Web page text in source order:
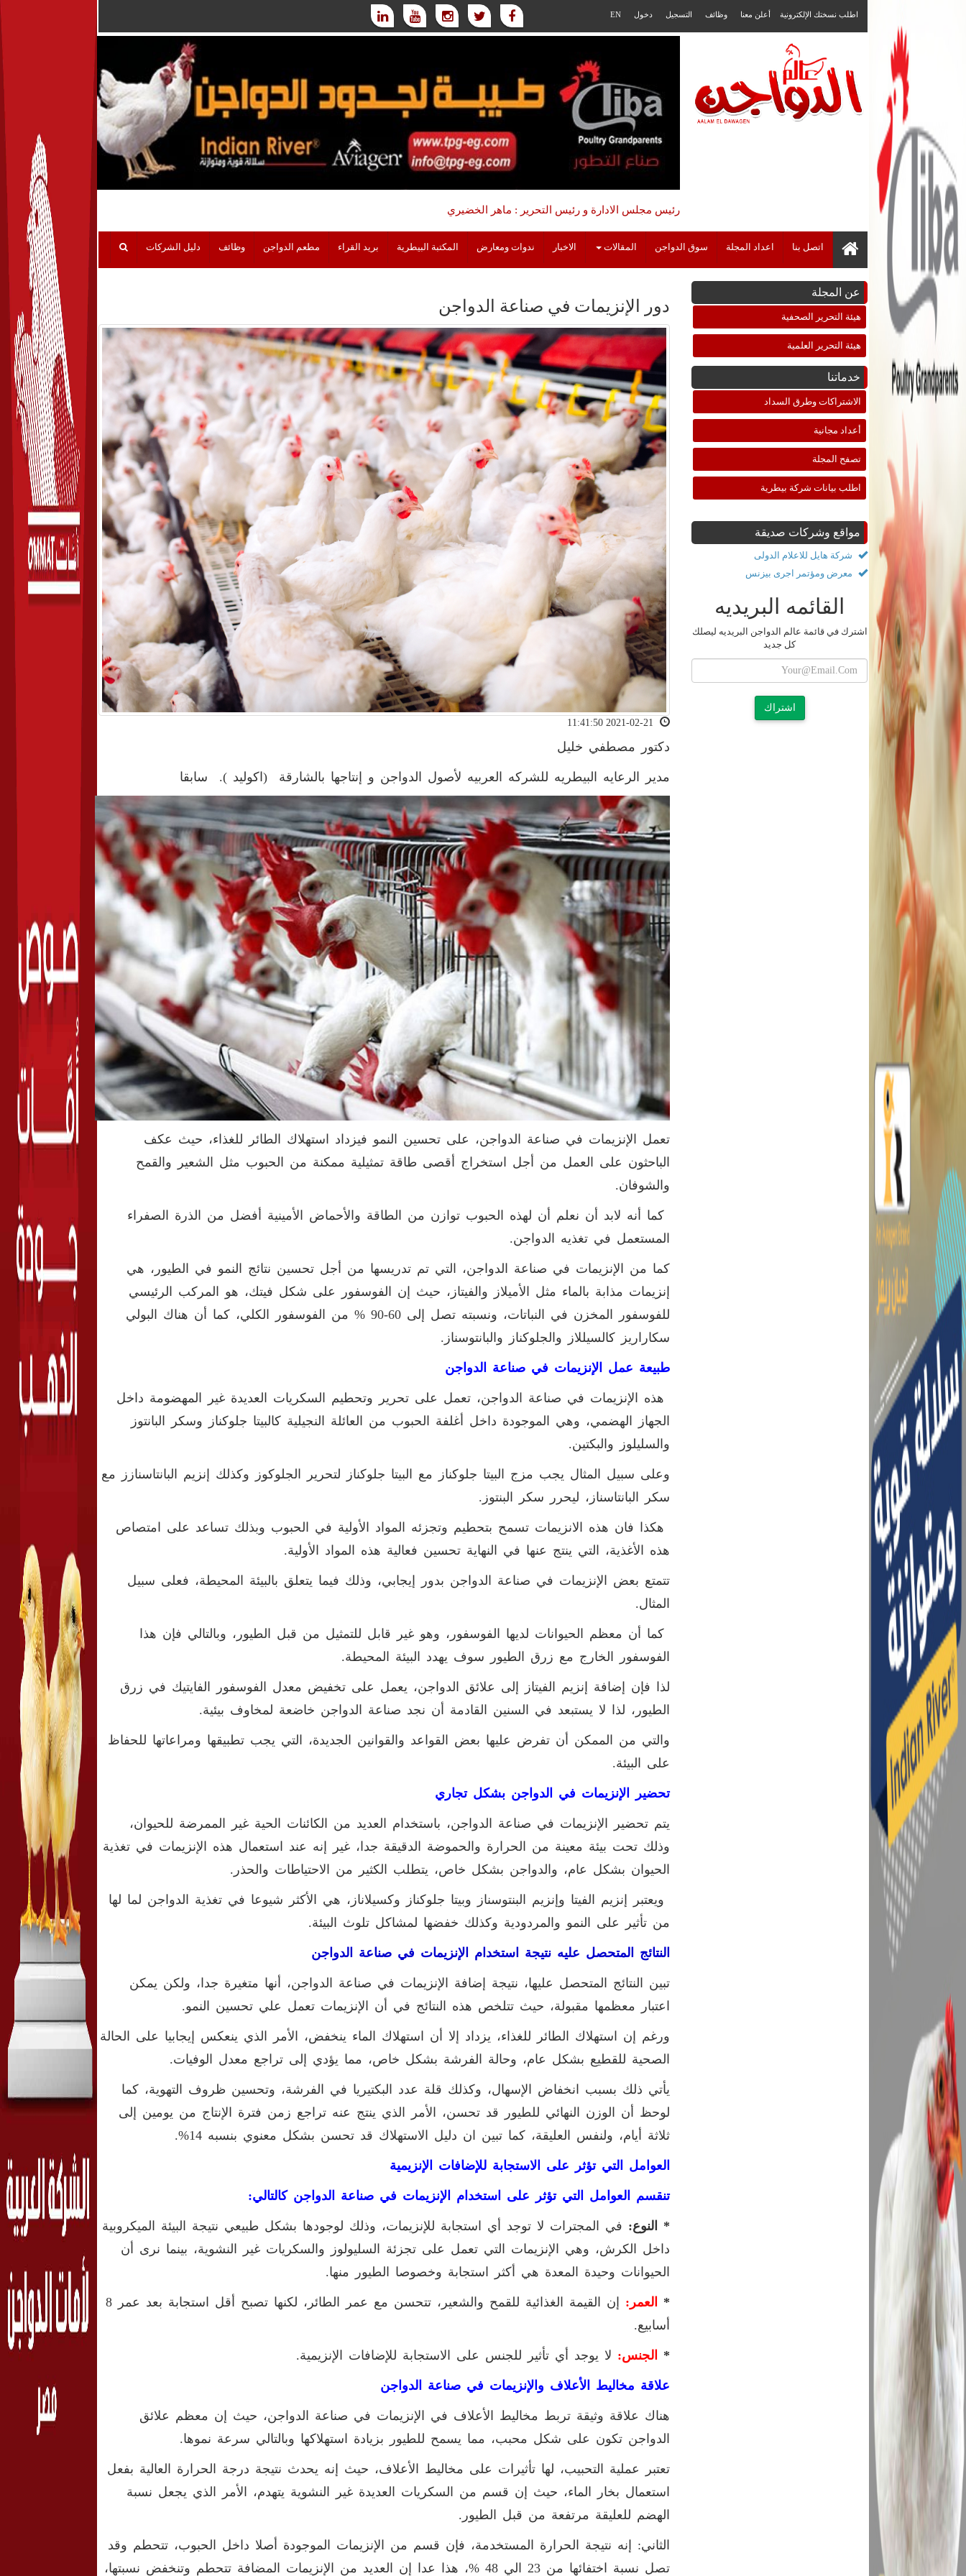
اطلب نسختك الإلكترونية أعلن معنا وظائف التسجيل دخول EN
رئيس مجلس الادارة و رئيس التحرير : ماهر الخضيري
اتصل بنا اعداد المجلة سوق الدواجن المقالات الاخبار ندوات ومعارض المكتبة البيطرية بريد القراء مطعم الدواجن وظائف دليل الشركات
عن المجلة
هيئة التحرير الصحفية
هيئة التحرير العلمية
خدماتنا
الاشتراكات وطرق السداد
أعداد مجانية
تصفح المجلة
اطلب بيانات شركة بيطرية
مواقع وشركات صديقة
شركة هايل للاعلام الدولى
معرض ومؤتمر اجرى بيزنس
القائمه البريديه
اشترك في قائمة عالم الدواجن البريديه ليصلك
كل جديد
اشتراك
دور الإنزيمات في صناعة الدواجن
دكتور مصطفي خليل
مدير الرعايه البيطريه للشركه العربيه لأصول الدواجن و إنتاجها بالشارقة (اكوليد ). سابقا
تعمل الإنزيمات في صناعة الدواجن، على تحسين النمو فيزداد استهلاك الطائر للغذاء، حيث عكف
الباحثون على العمل من أجل استخراج أقصى طاقة تمثيلية ممكنة من الحبوب مثل الشعير والقمح
والشوفان.
كما أنه لابد أن نعلم أن لهذه الحبوب توازن من الطاقة والأحماض الأمينية أفضل من الذرة الصفراء
المستعمل في تغذيه الدواجن.
كما من الإنزيمات في صناعة الدواجن، التي تم تدريسها من أجل تحسين نتائج النمو في الطيور، هي
إنزيمات مذابة بالماء مثل الأميلاز والفيتاز، حيث إن الفوسفور على شكل فيتك، هو المركب الرئيسي
للفوسفور المخزن في النباتات، ونسبته تصل إلى 60-90 % من الفوسفور الكلي، كما أن هناك البولي
سكاراريز كالسيللاز والجلوكناز والبانتوسناز.
طبيعة عمل الإنزيمات في صناعة الدواجن
هذه الإنزيمات في صناعة الدواجن، تعمل على تحرير وتحطيم السكريات العديدة غير المهضومة داخل
الجهاز الهضمي، وهي الموجودة داخل أغلفة الحبوب من العائلة النجيلية كالبيتا جلوكناز وسكر البانتوز
والسليلوز والبكتين.
وعلى سبيل المثال يجب مزج البيتا جلوكناز مع البيتا جلوكناز لتحرير الجلوكوز وكذلك إنزيم البانتاسنازز مع
سكر البانتاسناز، ليحرر سكر البنتوز.
هكذا فان هذه الانزيمات تسمح بتحطيم وتجزئه المواد الأولية في الحبوب وبذلك تساعد على امتصاص
هذه الأغذية، التي ينتج عنها في النهاية تحسين فعالية هذه المواد الأولية.
تتمتع بعض الإنزيمات في صناعة الدواجن بدور إيجابي، وذلك فيما يتعلق بالبيئة المحيطة، فعلى سبيل
المثال.
كما أن معظم الحيوانات لديها الفوسفور، وهو غير قابل للتمثيل من قبل الطيور، وبالتالي فإن هذا
الفوسفور الخارج مع زرق الطيور سوف يهدد البيئة المحيطة.
لذا فإن إضافة إنزيم الفيتاز إلى علائق الدواجن، يعمل على تخفيض معدل الفوسفور الفايتيك في زرق
الطيور، لذا لا يستبعد في السنين القادمة أن نجد صناعة الدواجن خاضعة لمخاوف بيئية.
والتي من الممكن أن تفرض عليها بعض القواعد والقوانين الجديدة، التي يجب تطبيقها ومراعاتها للحفاظ
على البيئة.
تحضير الإنزيمات في الدواجن بشكل تجاري
يتم تحضير الإنزيمات في صناعة الدواجن، باستخدام العديد من الكائنات الحية غير الممرضة للحيوان،
وذلك تحت بيئة معينة من الحرارة والحموضة الدقيقة جدا، غير إنه عند استعمال هذه الإنزيمات في تغذية
الحيوان بشكل عام، والدواجن بشكل خاص، يتطلب الكثير من الاحتياطات والحذر.
ويعتبر إنزيم الفيتا وإنزيم البنتوسناز وبيتا جلوكناز وكسيلاناز، هي الأكثر شيوعا في تغذية الدواجن لما لها
من تأثير على النمو والمردودية وكذلك خفضها لمشاكل تلوث البيئة.
النتائج المتحصل عليه نتيجة استخدام الإنزيمات في صناعة الدواجن
تبين النتائج المتحصل عليها، نتيجة إضافة الإنزيمات في صناعة الدواجن، أنها متغيرة جدا، ولكن يمكن
اعتبار معظمها مقبولة، حيث تتلخص هذه النتائج في أن الإنزيمات تعمل علي تحسين النمو.
ورغم إن استهلاك الطائر للغذاء، يزداد إلا أن استهلاك الماء ينخفض، الأمر الذي ينعكس إيجابيا على الحالة
الصحية للقطيع بشكل عام، وحالة الفرشة بشكل خاص، مما يؤدي إلى تراجع معدل الوفيات.
يأتي ذلك بسبب انخفاض الإسهال، وكذلك قلة عدد البكتيريا في الفرشة، وتحسين ظروف التهوية، كما
لوحظ أن الوزن النهائي للطيور قد تحسن، الأمر الذي ينتج عنه تراجع زمن فترة الإنتاج من يومين إلى
ثلاثة أيام، ولنفس العليقة، كما تبين ان دليل الاستهلاك قد تحسن بشكل معنوي بنسبه 14%.
العوامل التي تؤثر على الاستجابة للإضافات الإنزيمية
تنقسم العوامل التي تؤثر على استخدام الإنزيمات في صناعة الدواجن كالتالي:
* النوع: في المجترات لا توجد أي استجابة للإنزيمات، وذلك لوجودها بشكل طبيعي نتيجة البيئة الميكروبية
داخل الكرش، وهي الإنزيمات التي تعمل على تجزئة السليولوز والسكريات غير النشوية، بينما نرى أن
الحيوانات وحيدة المعدة هي أكثر استجابة وخصوصا الطيور منها.
* العمر:
إن القيمة الغذائية للقمح والشعير، تتحسن مع عمر الطائر، لكنها تصبح أقل استجابة بعد عمر 8
أسابيع.
* الجنس: لا يوجد أي تأثير للجنس على الاستجابة للإضافات الإنزيمية.
علاقة مخاليط الأعلاف والإنزيمات في صناعة الدواجن
هناك علاقة وثيقة تربط مخاليط الأعلاف في الإنزيمات في صناعة الدواجن، حيث إن معظم علائق
الدواجن تكون على شكل محبب، مما يسمح للطيور بزيادة استهلاكها وبالتالي سرعة نموها.
تعتبر عملية التحبيب، لها تأثيرات على مخاليط الأعلاف، حيث إنه يحدث نتيجة درجة الحرارة العالية بفعل
استعمال بخار الماء، حيث إن قسم من السكريات العديدة غير النشوية يتهدم، الأمر الذي يجعل نسبة
الهضم للعليقة مرتفعة من قبل الطيور.
الثاني: إنه نتيجة الحرارة المستخدمة، فإن قسم من الإنزيمات الموجودة أصلا داخل الحبوب، تتحطم وقد
تصل نسبة اختفائها من 23 الي 48 %، هذا عدا إن العديد من الإنزيمات المضافة تتحطم وتنخفض نسبتها،